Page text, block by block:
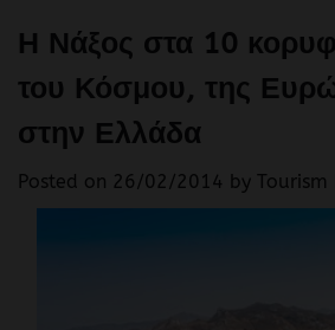
Η Νάξος στα 10
του Κόσμου, της
στην Ελλάδα
Posted on 26/02/2014 by Tourism